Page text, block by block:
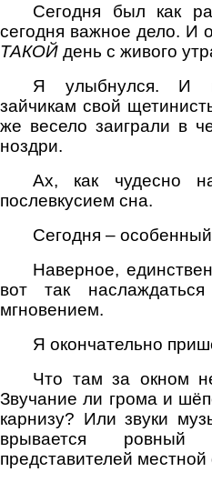
Сегодня был как
сегодня важное дело. И
ТАКОЙ день с живого
Я улыбнулся. И
зайчикам свой
же весело заиграли в
ноздри.
Ах, как чудесно
послевкусием сна.
Сегодня –
Наверное,
вот так
мгновением.
Я окончательно
Что там за окном
Звучание ли грома и
карнизу? Или звуки
врывается ровный
представителей